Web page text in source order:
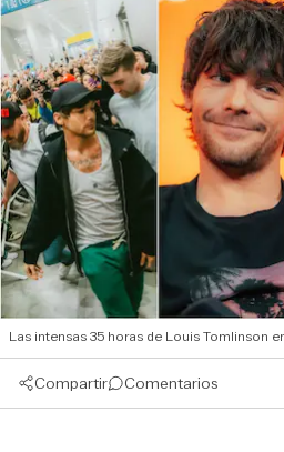
Las intensas 35 horas de Louis Tomlinson
Compartir Comentarios